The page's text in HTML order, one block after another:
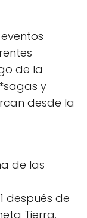
de la
y
desde la
de las
después de
Tierra.